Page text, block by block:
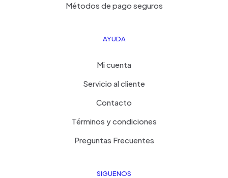
Métodos de pago seguros
AYUDA
Mi cuenta
Servicio al cliente
Contacto
Términos y condiciones
Preguntas Frecuentes
SIGUENOS